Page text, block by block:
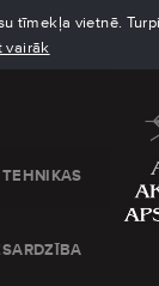
tīmekļa vietnē.
vairāk